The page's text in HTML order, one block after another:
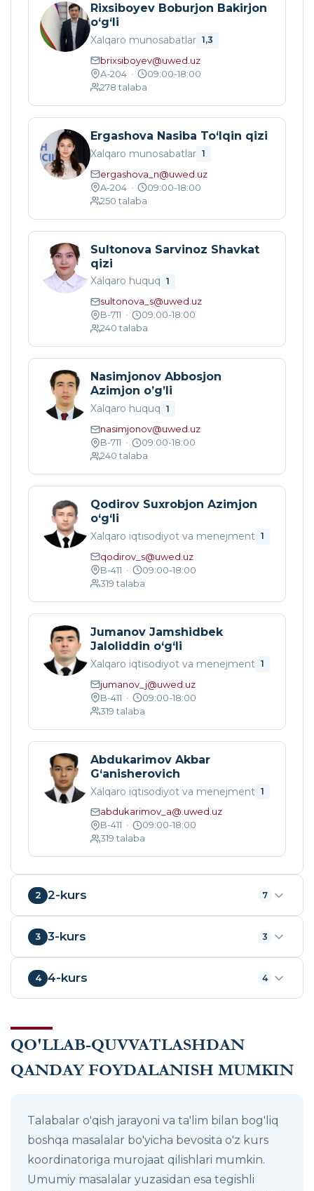
Rixsiboyev Boburjon Bakirjon
o‘g‘li
Xalqaro munosabatlar 1,3
brixsiboyev@uwed.uz
A-204 •
09:00-18:00
278 talaba
Ergashova Nasiba To‘lqin qizi
Xalqaro munosabatlar 1
ergashova_n@uwed.uz
A-204 •
09:00-18:00
250 talaba
Sultonova Sarvinoz Shavkat
qizi
Xalqaro huquq 1
sultonova_s@uwed.uz
B-711 •
09:00-18:00
240 talaba
Nasimjonov Abbosjon
Azimjon o’g’li
Xalqaro huquq 1
nasimjonov@uwed.uz
B-711 •
09:00-18:00
240 talaba
Qodirov Suxrobjon Azimjon
o‘g‘li
Xalqaro iqtisodiyot va menejment 1
qodirov_s@uwed.uz
B-411 •
09:00-18:00
319 talaba
Jumanov Jamshidbek
Jaloliddin o‘g‘li
Xalqaro iqtisodiyot va menejment 1
jumanov_j@uwed.uz
B-411 •
09:00-18:00
319 talaba
Abdukarimov Akbar
G‘anisherovich
Xalqaro iqtisodiyot va menejment 1
abdukarimov_a@.uwed.uz
B-411 •
09:00-18:00
319 talaba
2 2-kurs 7
3 3-kurs 3
4 4-kurs 4
QO'LLAB-QUVVATLASHDAN
QANDAY FOYDALANISH MUMKIN
Talabalar o'qish jarayoni va ta'lim bilan bog'liq
boshqa masalalar bo'yicha bevosita o'z kurs
koordinatoriga murojaat qilishlari mumkin.
Umumiy masalalar yuzasidan esa tegishli